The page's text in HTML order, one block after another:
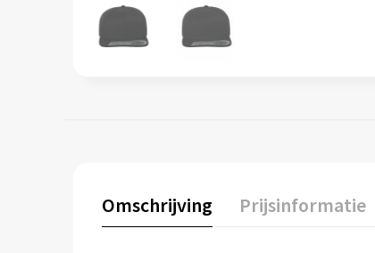
Omschrijving Prijsinformatie